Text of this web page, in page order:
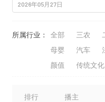
所属行业： 全部 三农
母婴
汽车
颜值
传统文化
排行 播主